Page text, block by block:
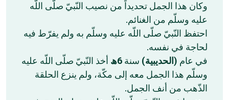
وكان هذا الجمل تحديداً من نصيب النّبيّ صلّى اللّه
عليه وسلّم من الغنائم.
احتفظ النّبيّ صلّى اللّه عليه وسلّم به ولم يفرّط فيه
لحاجة في نفسه.
في عام (الحديبية) سنة 6ھ
أخذ النّبيّ صلّى اللّه عليه
وسلّم هذا الجمل معه إلى مكّة، ولم ينزع الحلقة
الذّهب من أنف الجمل.